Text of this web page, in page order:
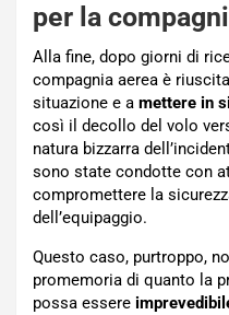
per la
Alla fine, dopo giorni di
compagnia aerea è
situazione e a mettere in
così il decollo del volo
natura bizzarra
sono state condotte con
compromettere la
dell’equipaggio.
Questo caso, purtroppo,
promemoria di quanto la
possa essere